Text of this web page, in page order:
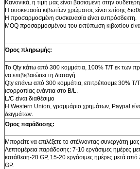
Κανονικά, η τιμή μας είναι βασισμένη στην
Η συσκευασία κιβωτίων χρώματος είναι επίσης
Η προσαρμοσμένη συσκευασία είναι ευπρόσδεκτη.
MOQ προσαρμοσμένου του εκτύπωση κιβωτίου
Όρος πληρωμής:
Το Qty κάτω από 300 κομμάτια, 100% T/T εκ των
να επιβεβαιώσει τη διαταγή.
Qty επάνω από 300 κομμάτια, επιτρέπουμε 30% T/
ισορροπίας ενάντια στο B/L.
L/C είναι διαθέσιμο
Η Western Union, γραμμάριο χρημάτων, Paypal
δειγμάτων.
Όρος παράδοσης:
Μπορείτε να επιλέξετε το στέλνοντας συνεργάτη
Λεπτομέρεια παράδοσης: 7-10 εργάσιμες ημέρες
κατάθεση-20 GP, 15-20 εργάσιμες ημέρες μετά
GP.